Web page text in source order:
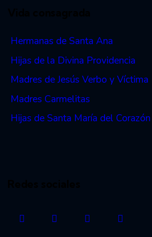
Hermanas de Santa Ana
Hijas de la Divina Providencia
Madres de Jesús Verbo y Víctima
Madres Carmelitas
Hijas de Santa María del Corazón